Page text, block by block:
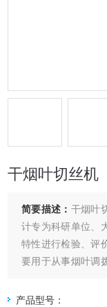
干烟叶切丝机
简要描述： 干烟叶
计专为科研单位、
特性进行检验、评
要用于从事烟叶调
理、噪音小、产量
产品型号：